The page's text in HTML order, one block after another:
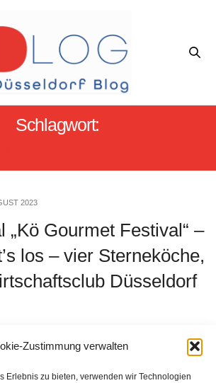
Zustimmung verwalten
Erlebnis zu bieten, verwenden wir Technologien
Schlagwort:
2023
„Kö Gourmet Festival“ –
los – vier Sterneköche,
Düsseldorf
Festival auf der Kö: Austern!
de Claire No. 2…